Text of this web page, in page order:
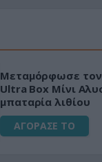
Μεταμόρφωσε
Ultra Box Μίνι
μπαταρία λιθίου
ΑΓΟΡΑΣΕ ΤΟ